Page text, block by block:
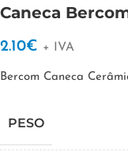
Caneca
2.10€ + IVA
Bercom Caneca
PESO